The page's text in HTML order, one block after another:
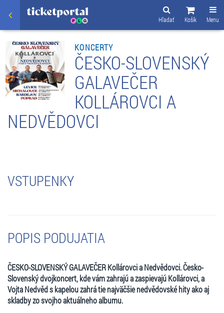
Menu
Košík
Hľadať
KONCERTY
ČESKO-SLOVENSKÝ
GALAVEČER
KOLLÁROVCI A
NEDVĚDOVCI
VSTUPENKY
POPIS PODUJATIA
ČESKO-SLOVENSKÝ GALAVEČER Kollárovci a Nedvědovci. Česko-
Slovenský dvojkoncert, kde vám zahrajú a zaspievajú Kollárovci, a
Vojta Nedvěd s kapelou zahrá tie najväčšie nedvědovské hity ako aj
skladby zo svojho aktuálneho albumu.